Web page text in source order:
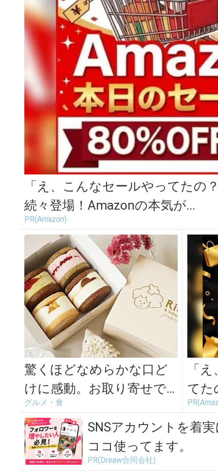
「え、こんなセールやってたの
続々登場！Amazonの本気が...
PR(Amazon)
驚くほどなめらかな口ど
けに感動。お取り寄せで
きる人気のバターサンド
＜3選＞
グルメ・食
「
てた
続々
が...
SNSアカウントを着
ココ使ってます。
PR(Dreaw合同会社)